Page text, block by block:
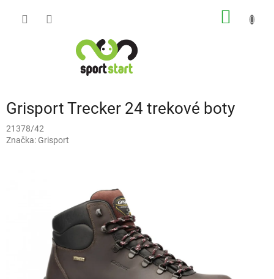
Grisport Trecker 24 trekové boty
21378/42
Značka: Grisport